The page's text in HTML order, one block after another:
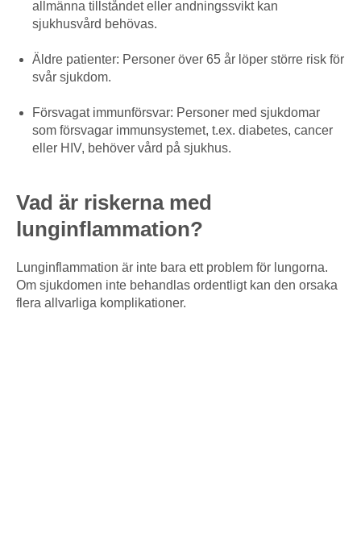
allmänna tillståndet eller andningssvikt kan
sjukhusvård behövas.
Äldre patienter: Personer över 65 år löper större risk för
svår sjukdom.
Försvagat immunförsvar: Personer med sjukdomar
som försvagar immunsystemet, t.ex. diabetes, cancer
eller HIV, behöver vård på sjukhus.
Vad är riskerna med
lunginflammation?
Lunginflammation är inte bara ett problem för lungorna.
Om sjukdomen inte behandlas ordentligt kan den orsaka
flera allvarliga komplikationer.